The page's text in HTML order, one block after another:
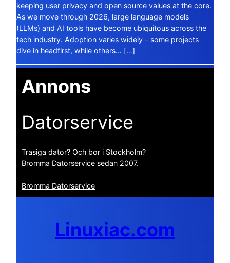
keeping user privacy and open source values at the core.
As we move through 2026, large language models
(LLMs) and AI tools have become ubiquitous across the
tech industry. Adoption varies widely – some projects
dive in headfirst, while others… […]
Annons
Datorservice
Trasiga dator? Och bor i Stockholm?
Bromma Datorservice sedan 2007.
Bromma Datorservice
Linuxiac.com